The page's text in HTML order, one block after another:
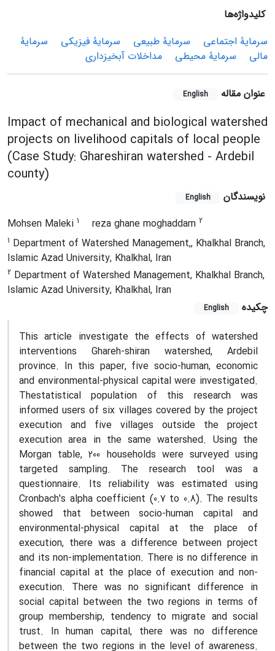
کلیدواژه‌ها
سرمایۀ اجتماعی
سرمایۀ طبیعی سرمایۀ فیزیکی
سرمایۀ
مالی
سرمایۀ محیطی مداخلات آبخیزداری
عنوان مقاله English
Impact of mechanical and biological watershed
projects on livelihood capitals of local people
(Case Study: Ghareshiran watershed - Ardebil
county)
نویسندگان English
Mohsen Maleki 1 reza ghane moghaddam 2
1 Department of Watershed Management,, Khalkhal Branch,
Islamic Azad University, Khalkhal, Iran
2 Department of Watershed Management, Khalkhal Branch,
Islamic Azad University, Khalkhal, Iran
چکیده
English
This article investigate the effects of watershed
interventions Ghareh-shiran watershed, Ardebil
province. In this paper, five socio-human, economic
and environmental-physical capital were investigated.
Thestatistical population of this research was
informed users of six villages covered by the project
execution and five villages outside the project
execution area in the same watershed. Using the
Morgan table, 200 households were surveyed using
targeted sampling. The research tool was a
questionnaire. Its reliability was estimated using
Cronbach's alpha coefficient (0.7 to 0.8). The results
showed that between socio-human capital and
environmental-physical capital at the place of
execution, there was a difference between project
and its non-implementation. There is no difference in
financial capital at the place of execution and non-
execution. There was no significant difference in
social capital between the two regions in terms of
group membership, tendency to migrate and social
trust. In human capital, there was no difference
between the two regions in the level of awareness.